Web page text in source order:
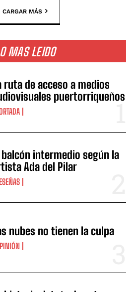
CARGAR MÁS
MAS LEIDO
ruta de acceso a medios
puertorriqueños
balcón intermedio según la
Ada del Pilar
nubes no tienen la culpa